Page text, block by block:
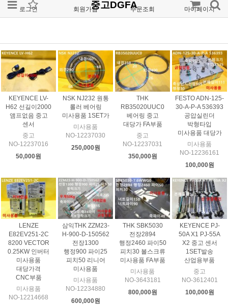
로그인 회원가입 주문조회 마이페이지
중고DGFA
KEYENCE LV-
H62 선길이2000
앰프없음 중고
센서
중고
NO-12237016
50,000원
NSK NJ232 원통
롤러 베어링
미사용품 1SET가
미사용품
NO-12237030
250,000원
THK
RB35020UUC0
베어링 중고
대당가 FA부품
중고
NO-12237031
350,000원
FESTO ADN-125-
30-A-P-A 536393
공압실린더
박형타입
미사용품 대당가
미사용품
NO-12236161
100,000원
LENZE
E82EV251-2C
8200 VECTOR
0.25KW 인버터
미사용품
대당가격
CNC부품
미사용품
NO-12214668
삼익THK ZZM23-
H-900-D-150562
전장1300
행정900 파이25
피치50 리니어
미사용품
미사용품
NO-12234880
600,000원
THK SBK5030
전장2894
행정2460 파이50
피치30 볼스크류
미사용품 FA부품
미사용품
NO-3643181
800,000원
KEYENCE PJ-
50A X1 PJ-55A
X2 중고 센서
1SET발송
산업용부품
중고
NO-3612401
100,000원